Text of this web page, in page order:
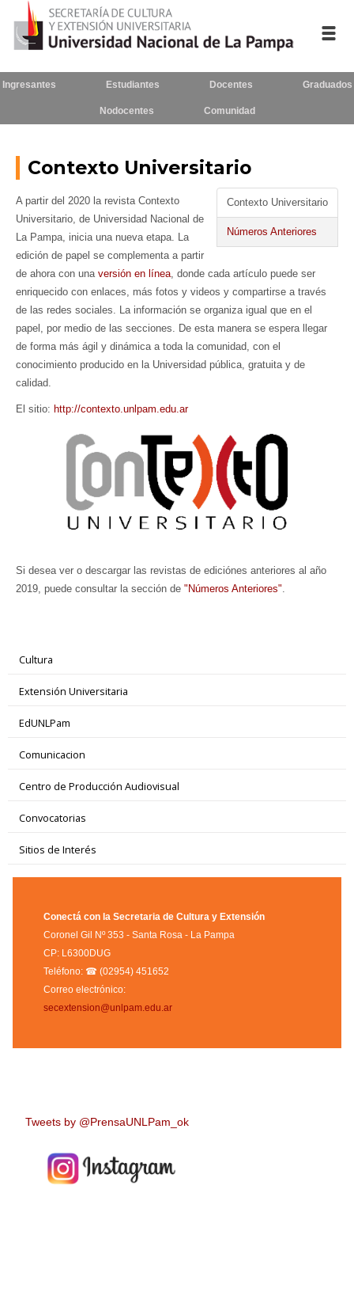
La UNLPam
Consejo Superior
Rectorado / Secretarías
Facultades
Contacto
Seguínosen:
Ingresantes Estudiantes Docentes Graduados
Nodocentes Comunidad
Contexto Universitario
Contexto Universitario
Números Anteriores
A partir del 2020 la revista Contexto
Universitario, de Universidad Nacional de
La Pampa, inicia una nueva etapa. La
edición de papel se complementa a partir
de ahora con una versión en línea, donde cada artículo puede ser
enriquecido con enlaces, más fotos y videos y compartirse a través
de las redes sociales. La información se organiza igual que en el
papel, por medio de las secciones. De esta manera se espera llegar
de forma más ágil y dinámica a toda la comunidad, con el
conocimiento producido en la Universidad pública, gratuita y de
calidad.
El sitio: http://contexto.unlpam.edu.ar
Si desea ver o descargar las revistas de ediciónes anteriores al año
2019, puede consultar la sección de "Números Anteriores"
Cultura
Extensión Universitaria
EdUNLPam
Comunicacion
Centro de Producción Audiovisual
Convocatorias
Sitios de Interés
Conectá con la Secretaria de Cultura y Extensión
Coronel Gil Nº 353 - Santa Rosa - La Pampa
CP: L6300DUG
Teléfono: ☎ (02954) 451652
Correo electrónico:
secextension@unlpam.edu.ar
Tweets by @PrensaUNLPam_ok